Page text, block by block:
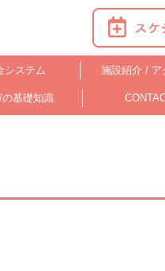
システム 施設紹介 / ア
の基礎知識